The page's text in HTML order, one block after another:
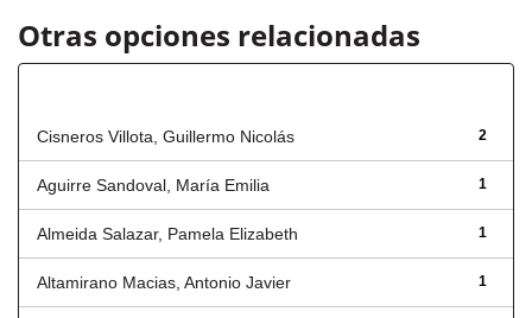
Otras opciones relacionadas
2
Cisneros Villota, Guillermo Nicolás
1
Aguirre Sandoval, María Emilia
1
Almeida Salazar, Pamela Elizabeth
1
Altamirano Macias, Antonio Javier